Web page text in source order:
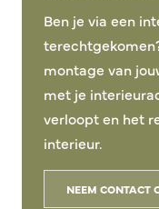
Ben je via een
montage van
met je
verloopt en het
interieur.
NEEM CONTACT